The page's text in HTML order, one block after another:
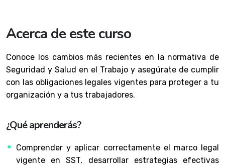
Acerca de este curso
Conoce los cambios más recientes en la normativa de
Seguridad y Salud en el Trabajo y asegúrate de cumplir
con las obligaciones legales vigentes para proteger a tu
organización y a tus trabajadores.
¿Qué aprenderás?
Comprender y aplicar correctamente el marco legal
vigente en SST, desarrollar estrategias efectivas